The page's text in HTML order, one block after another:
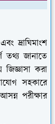
দ্রাঘিমাংশ
তথ্য জানাতে
জিজ্ঞাসা করা
সহকারে
পরীক্ষার